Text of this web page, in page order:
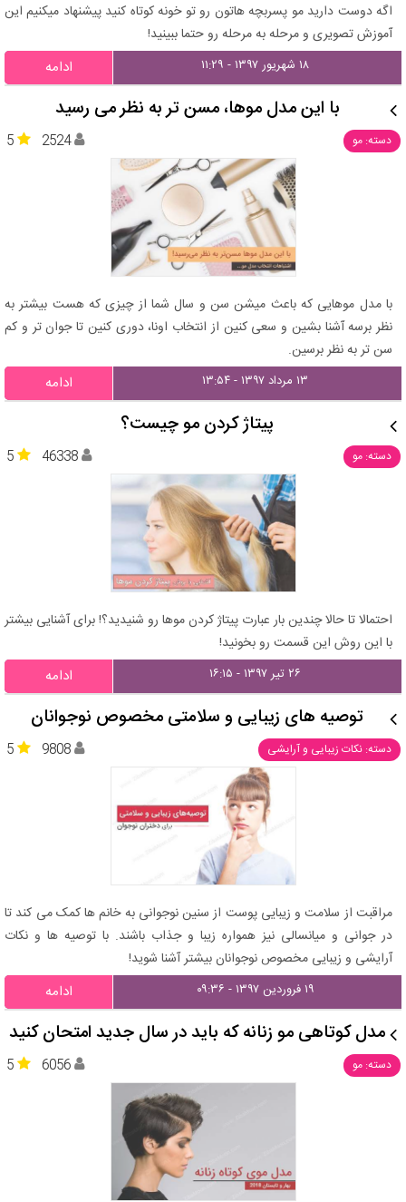
اگه دوست دارید مو پسربچه هاتون رو تو خونه کوتاه کنید پیشنهاد میکنیم این
آموزش تصویری و مرحله به مرحله رو حتما ببینید!
۱۸ شهریور ۱۳۹۷ - ۱۱:۲۹ ادامه
با این مدل موها، مسن‌ تر به نظر می ‎رسید
دسته: مو 5 2524
با مدل موهایی که باعث میشن سن و سال شما از چیزی که هست بیشتر به
نظر برسه آشنا بشین و سعی کنین از انتخاب اونا، دوری کنین تا جوان تر و کم
سن تر به نظر برسین.
۱۳ مرداد ۱۳۹۷ - ۱۳:۵۴ ادامه
پیتاژ کردن مو چیست؟
دسته: مو 5 46338
احتمالا تا حالا چندین بار عبارت پیتاژ کردن موها رو شنیدید؟! برای آشنایی بیشتر
با این روش این قسمت رو بخونید!
۲۶ تیر ۱۳۹۷ - ۱۶:۱۵ ادامه
توصیه های زیبایی و سلامتی مخصوص نوجوانان
دسته: نکات زیبایی و آرایشی 5 9808
مراقبت از سلامت و زیبایی پوست از سنین نوجوانی به خانم ها کمک می کند تا
در جوانی و میانسالی نیز همواره زیبا و جذاب باشند. با توصیه ها و نکات
آرایشی و زیبایی مخصوص نوجوانان بیشتر آشنا شوید!
۱۹ فروردین ۱۳۹۷ - ۰۹:۳۶ ادامه
مدل کوتاهی مو زنانه که باید در سال جدید امتحان کنید
دسته: مو 5 6056